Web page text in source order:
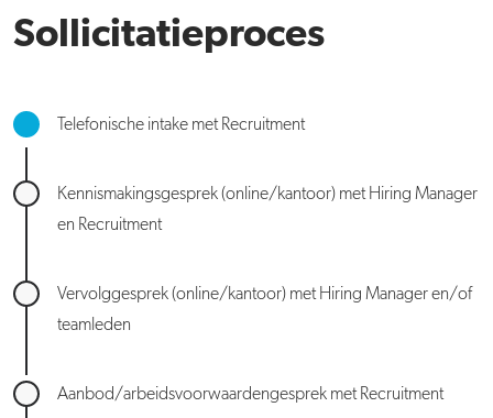
Sollicitatieproces
Telefonische intake met Recruitment
Kennismakingsgesprek (online/kantoor) met Hiring Manager
en Recruitment
Vervolggesprek (online/kantoor) met Hiring Manager en/of
teamleden
Aanbod/arbeidsvoorwaardengesprek met Recruitment